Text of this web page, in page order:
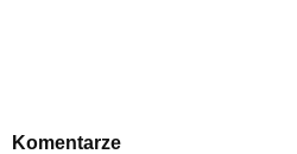
Komentarze